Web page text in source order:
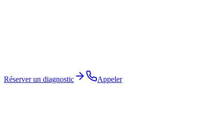
Réserver un diagnostic Appeler